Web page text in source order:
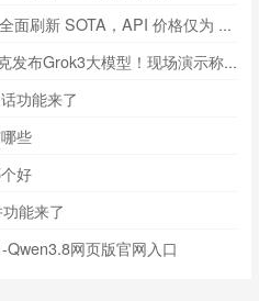
GPT-5.6系列正式上线！性能全面刷新 SOTA，API 价格仅为 Claude一半
称其为“史上最聪明AI”，马斯克发布Grok3大模型！现场演示称超越DeepSeek V3、GPT-4o称其为“史上最聪明AI”，马斯克发布Grok3大模型！现场演示称超越DeepSeek V3、GPT-4o
功能来了
些
好
能来了
网页版官网入口